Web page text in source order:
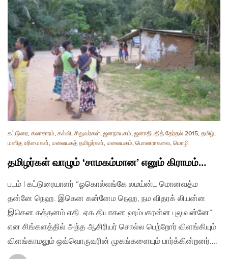
கட்டுரை, கலாசாரம், கல்வி, சிறுவர்கள், ஜனநாயகம், ஜனாதிபதித் தேர்தல் 2015, தமிழ்,
மனித உரிமைகள், மலையகத் தமிழர்கள், மலையகம், மொனராகலை, மொழி
தமிழர்கள் வாழும் ‘சாமகம்மான’ எனும் கிராமம்…
படம் | கட்டுரையாளர் “ஓகொல்லங்கே லமய்ன்ட மொனவத்ம
தன்னே நெஹ. இகென கன்னேம நெஹ, நம விதரக் லியன்ன
இகென கத்தனம் எதி. ஏக தியாகன ஹம்பகரன்ன புலுவன்னே”
என சிங்களத்தில் அந்த ஆசிரியர் சொல்ல பெற்றோர் விளங்கியும்
விளங்காமலும் ஒவ்வொருவரின் முகங்களையும் பார்க்கின்றனர்….